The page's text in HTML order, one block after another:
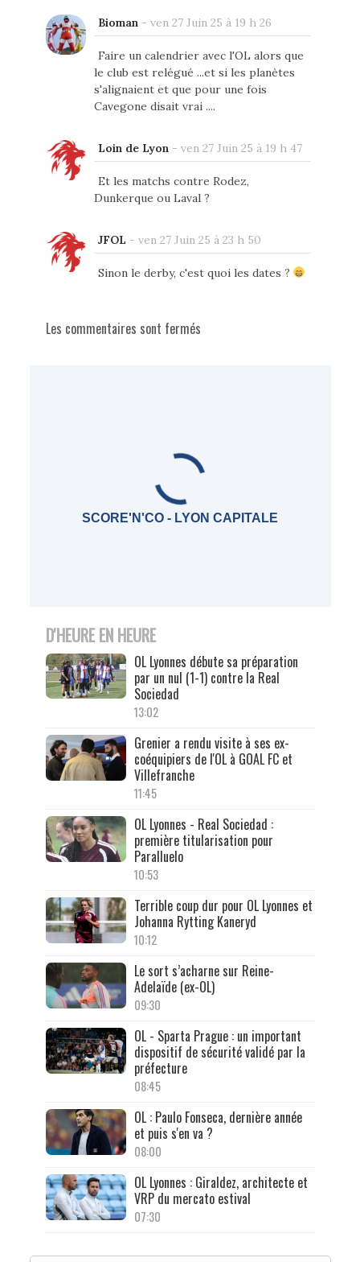
Bioman- ven 27 Juin 25 à 19 h 26
Faire un calendrier avec l'OL alors que
le club est relégué ...et si les planètes
s'alignaient et que pour une fois
Cavegone disait vrai ....
Loin de Lyon- ven 27 Juin 25 à 19 h 47
Et les matchs contre Rodez,
Dunkerque ou Laval ?
JFOL - ven 27 Juin 25 à 23 h 50
Sinon le derby, c'est quoi les dates ?
Les commentaires sont fermés
SCORE'N'CO - LYON CAPITALE
D'HEURE EN HEURE
OL Lyonnes débute sa préparation
par un nul (1-1) contre la Real
Sociedad
13:02
Grenier a rendu visite à ses ex-
coéquipiers de l'OL à GOAL FC et
Villefranche
11:45
OL Lyonnes - Real Sociedad :
première titularisation pour
Paralluelo
10:53
Terrible coup dur pour OL Lyonnes et
Johanna Rytting Kaneryd
10:12
Le sort s’acharne sur Reine-
Adelaïde (ex-OL)
09:30
OL - Sparta Prague : un important
dispositif de sécurité validé par la
préfecture
08:45
OL : Paulo Fonseca, dernière année
et puis s'en va ?
08:00
OL Lyonnes : Giraldez, architecte et
VRP du mercato estival
07:30